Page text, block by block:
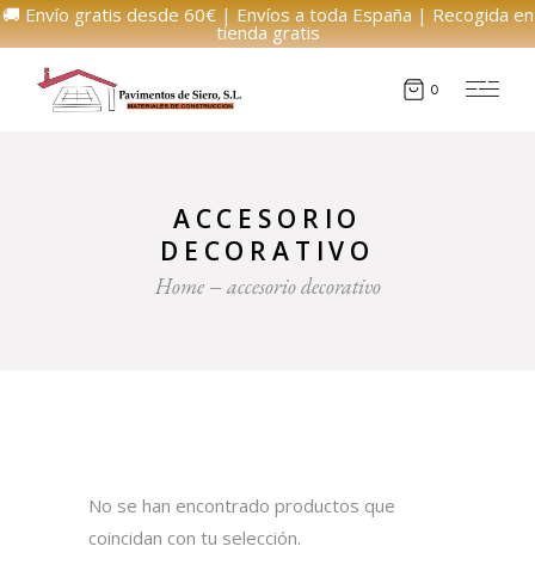
🚚 Envío gratis desde 60€ | Envíos a toda España | Recogida en
tienda gratis
0
ACCESORIO
DECORATIVO
Home accesorio decorativo
No se han encontrado productos que
coincidan con tu selección.